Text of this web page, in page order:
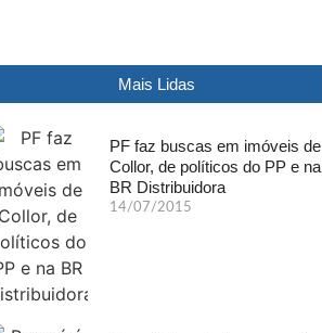
Mais Lidas
PF faz buscas em imóveis de
Collor, de políticos do PP e na
BR Distribuidora
14/07/2015